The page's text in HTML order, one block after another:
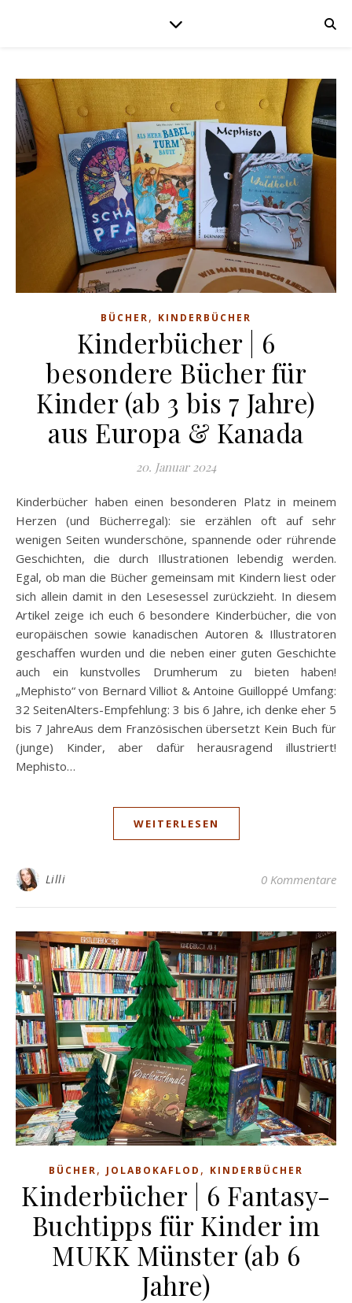
BÜCHER, KINDERBÜCHER
Kinderbücher | 6
besondere Bücher für
Kinder (ab 3 bis 7 Jahre)
aus Europa & Kanada
20. Januar 2024
Kinderbücher haben einen besonderen Platz in meinem
Herzen (und Bücherregal): sie erzählen oft auf sehr
wenigen Seiten wunderschöne, spannende oder rührende
Geschichten, die durch Illustrationen lebendig werden.
Egal, ob man die Bücher gemeinsam mit Kindern liest oder
sich allein damit in den Lesesessel zurückzieht. In diesem
Artikel zeige ich euch 6 besondere Kinderbücher, die von
europäischen sowie kanadischen Autoren & Illustratoren
geschaffen wurden und die neben einer guten Geschichte
auch ein kunstvolles Drumherum zu bieten haben!
„Mephisto“ von Bernard Villiot & Antoine Guilloppé Umfang:
32 SeitenAlters-Empfehlung: 3 bis 6 Jahre, ich denke eher 5
bis 7 JahreAus dem Französischen übersetzt Kein Buch für
(junge) Kinder, aber dafür herausragend illustriert!
Mephisto…
WEITERLESEN
Lilli 0 Kommentare
BÜCHER, JOLABOKAFLOD , KINDERBÜCHER
Kinderbücher | 6 Fantasy-
Buchtipps für Kinder im
MUKK Münster (ab 6
Jahre)